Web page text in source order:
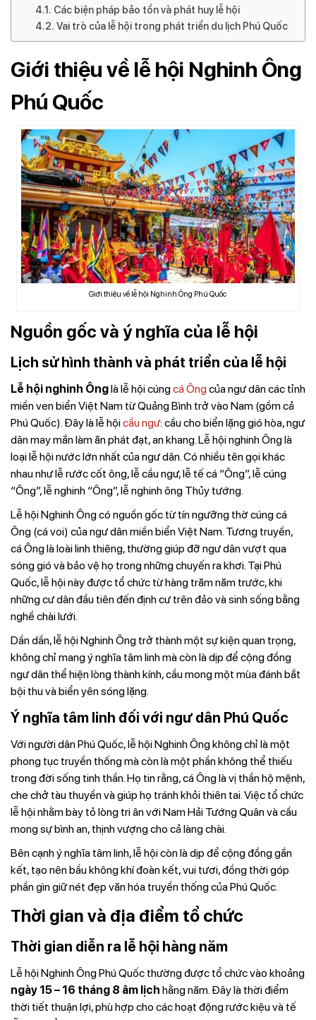
Các biện pháp bảo tồn và phát huy lễ hội
Vai trò của lễ hội trong phát triển du lịch Phú Quốc
Giới thiệu về lễ hội Nghinh Ông
Phú Quốc
Giới thiệu về lễ hội Nghinh Ông Phú Quốc
Nguồn gốc và ý nghĩa của lễ hội
Lịch sử hình thành và phát triển của lễ hội
Lễ hội nghinh Ônglà lễ hội cúngcá Ông của ngư dân các tỉnh
miền ven biển Việt Nam từ Quảng Bình trở vào Nam (gồm cả
Phú Quốc). Đây là lễ hộicầu ngư: cầu cho biển lặng gió hòa, ngư
dân may mắn làm ăn phát đạt, an khang. Lễ hội nghinh Ông là
loại lễ hội nước lớn nhất của ngư dân. Có nhiều tên gọi khác
nhau như lễ rước cốt ông, lễ cầu ngư, lễ tế cá “Ông”, lễ cúng
“Ông”, lễ nghinh “Ông”, lễ nghinh ông Thủy tướng.
Lễ hội Nghinh Ông có nguồn gốc từ tín ngưỡng thờ cúng cá
Ông (cá voi) của ngư dân miền biển Việt Nam. Tương truyền,
cá Ông là loài linh thiêng, thường giúp đỡ ngư dân vượt qua
sóng gió và bảo vệ họ trong những chuyến ra khơi. Tại Phú
Quốc, lễ hội này được tổ chức từ hàng trăm năm trước, khi
những cư dân đầu tiên đến định cư trên đảo và sinh sống bằng
nghề chài lưới.
Dần dần, lễ hội Nghinh Ông trở thành một sự kiện quan trọng,
không chỉ mang ý nghĩa tâm linh mà còn là dịp để cộng đồng
ngư dân thể hiện lòng thành kính, cầu mong một mùa đánh bắt
bội thu và biển yên sóng lặng.
Ý nghĩa tâm linh đối với ngư dân Phú Quốc
Với người dân Phú Quốc, lễ hội Nghinh Ông không chỉ là một
phong tục truyền thống mà còn là một phần không thể thiếu
trong đời sống tinh thần. Họ tin rằng, cá Ông là vị thần hộ mệnh,
che chở tàu thuyền và giúp họ tránh khỏi thiên tai. Việc tổ chức
lễ hội nhằm bày tỏ lòng tri ân với Nam Hải Tướng Quân và cầu
mong sự bình an, thịnh vượng cho cả làng chài.
Bên cạnh ý nghĩa tâm linh, lễ hội còn là dịp để cộng đồng gắn
kết, tạo nên bầu không khí đoàn kết, vui tươi, đồng thời góp
phần gìn giữ nét đẹp văn hóa truyền thống của Phú Quốc.
Thời gian và địa điểm tổ chức
Thời gian diễn ra lễ hội hàng năm
Lễ hội Nghinh Ông Phú Quốc thường được tổ chức vào khoảng
ngày 15 – 16 tháng 8 âm lịch hằng năm. Đây là thời điểm
thời tiết thuận lợi, phù hợp cho các hoạt động rước kiệu và tế